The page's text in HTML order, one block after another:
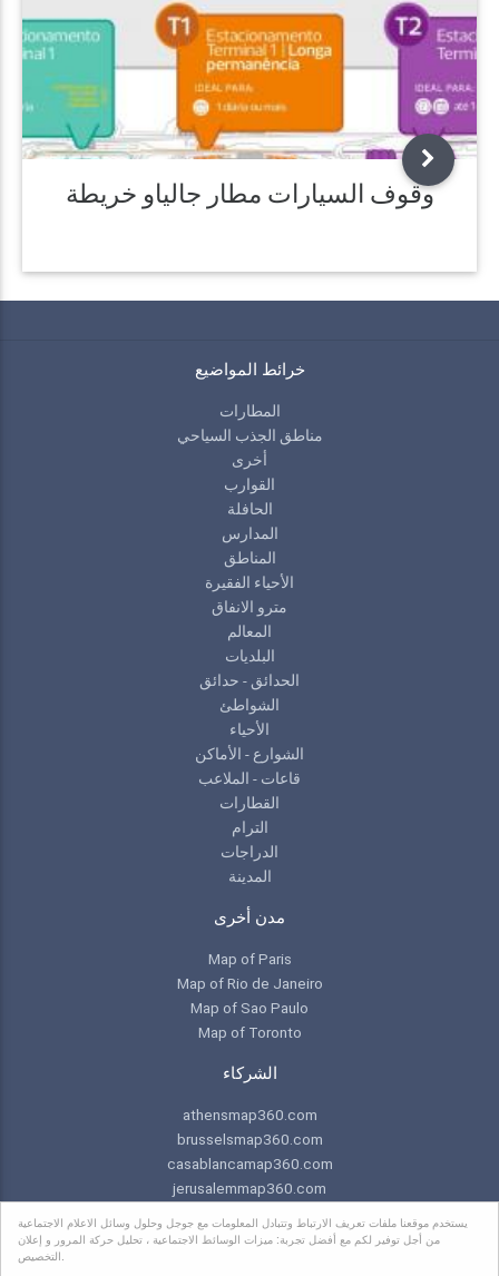
يستخدم موقعنا ملفات تعريف الارتباط وتتبادل المعلومات مع جوجل وحلول وسائل الاعلام الاجتماعية
من أجل توفير لكم مع أفضل تجربة: ميزات الوسائط الاجتماعية ، تحليل حركة المرور و إعلان
التخصيص.
وقوف السيارات مطار جالياو خريطة
خرائط المواضيع
المطارات
مناطق الجذب السياحي
أخرى
القوارب
الحافلة
المدارس
المناطق
الأحياء الفقيرة
مترو الانفاق
المعالم
البلديات
الحدائق - حدائق
الشواطئ
الأحياء
الشوارع - الأماكن
قاعات - الملاعب
القطارات
الترام
الدراجات
المدينة
مدن أخرى
Map of Paris
Map of Rio de Janeiro
Map of Sao Paulo
Map of Toronto
الشركاء
athensmap360.com
brusselsmap360.com
casablancamap360.com
jerusalemmap360.com